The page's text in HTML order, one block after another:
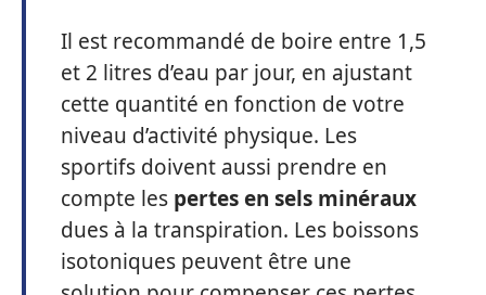
Il est recommandé de boire entre 1,5
et 2 litres d’eau par jour, en ajustant
cette quantité en fonction de votre
niveau d’activité physique. Les
sportifs doivent aussi prendre en
compte les pertes en sels minéraux
dues à la transpiration. Les boissons
isotoniques peuvent être une